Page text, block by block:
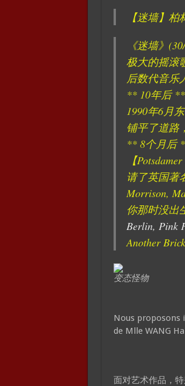
【迷墙】
《迷墙》
极大的摇滚
后数代音乐
** 10年后 **
1990年6月
铺平了道路
** 8个月后
【
请了英国著
Morrison,
你那时没出
Berlin, Pink
Another
变态怪物
Nous proposons
de Mlle WANG
面对艺术作品，